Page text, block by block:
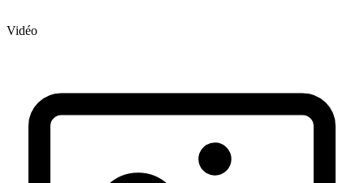
Vidéo